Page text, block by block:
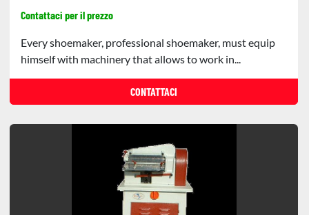
Contattaci per il prezzo
Every shoemaker, professional shoemaker, must equip
himself with machinery that allows to work in...
CONTATTACI